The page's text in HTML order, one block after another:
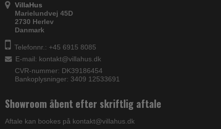
VillaHus
Marielundvej 45D
2730 Herlev
Danmark
Telefonnr.: +45 6915 8085
E-mail: kontakt@villahus.dk
CVR-nummer: DK39186454
Bankoplysninger: 3409 12533691
Showroom åbent efter skriftlig aftale
Aftale kan bookes på kontakt@villahus.dk